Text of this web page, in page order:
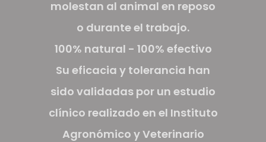
molestan al animal en reposo
o durante el trabajo.
100% natural - 100% efectivo
Su eficacia y tolerancia han
sido validadas por un estudio
clínico realizado en el Instituto
Agronómico y Veterinario